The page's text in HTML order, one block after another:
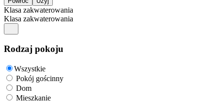
Klasa zakwaterowania
Klasa zakwaterowania
Rodzaj pokoju
Wszystkie
Pokój gościnny
Dom
Mieszkanie